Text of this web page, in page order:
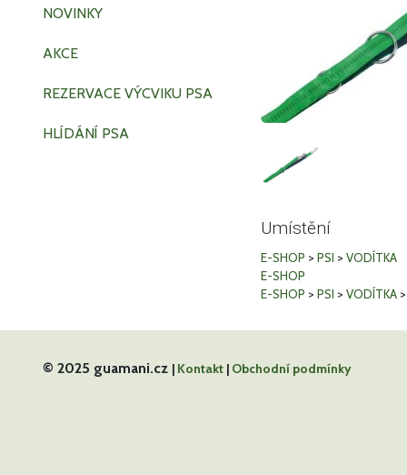
NOVINKY
AKCE
REZERVACE VÝCVIKU PSA
HLÍDÁNÍ PSA
Umístění
E-SHOP > PSI > VODÍTKA
E-SHOP
E-SHOP > PSI > VODÍTKA
© 2025 guamani.cz | Kontakt | Obchodní podmínky